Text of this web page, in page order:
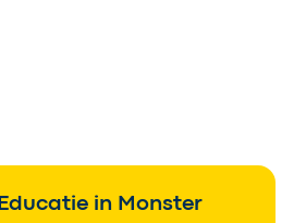
in Monster